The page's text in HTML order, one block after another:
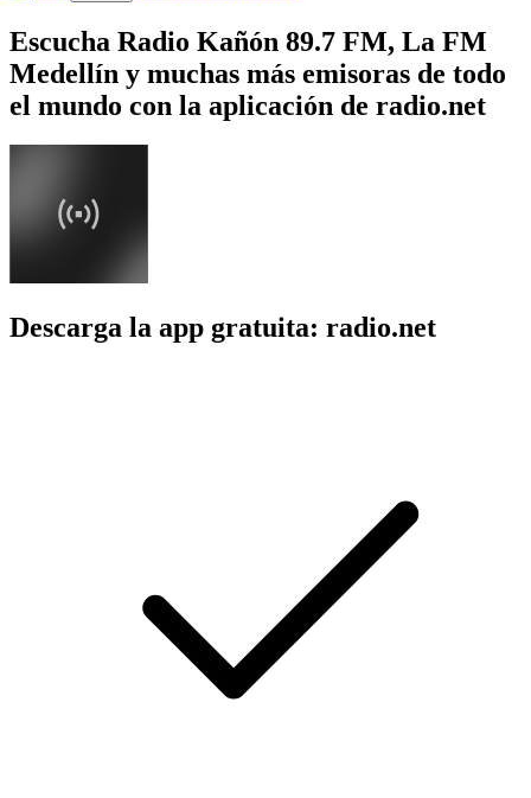
Escucha Radio Kañón 89.7 FM, La FM
Medellín y muchas más emisoras de todo
el mundo con la aplicación de radio.net
Descarga la app gratuita: radio.net